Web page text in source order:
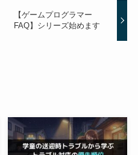
【ゲームプログラマー
FAQ】シリーズ始めます